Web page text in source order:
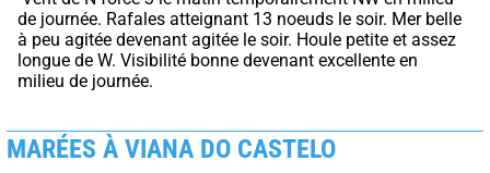
de journée. Rafales atteignant 13 noeuds le soir. Mer belle
à peu agitée devenant agitée le soir. Houle petite et assez
longue de W. Visibilité bonne devenant excellente en
milieu de journée.
MARÉES À VIANA DO CASTELO